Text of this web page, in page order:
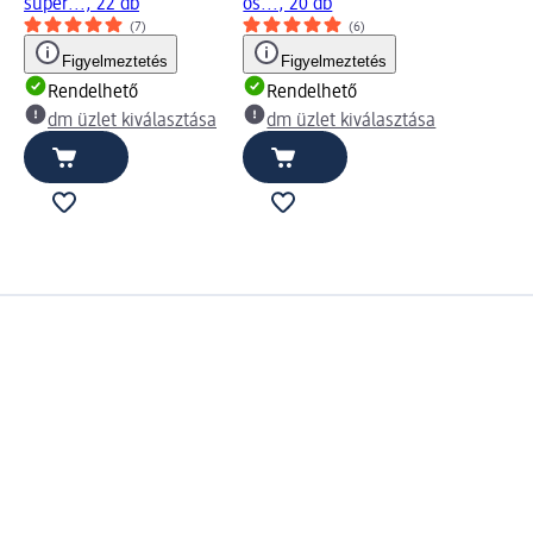
super..., 22 db
(7)
Figyelmeztetés
Rendelhető
dm üzlet kiválasztása
ös..., 20 db
(6)
Figyelmeztetés
Rendelhető
dm üzlet kiválasztása